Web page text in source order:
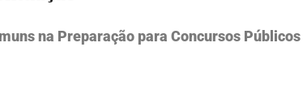
na Preparação para Concursos Públicos